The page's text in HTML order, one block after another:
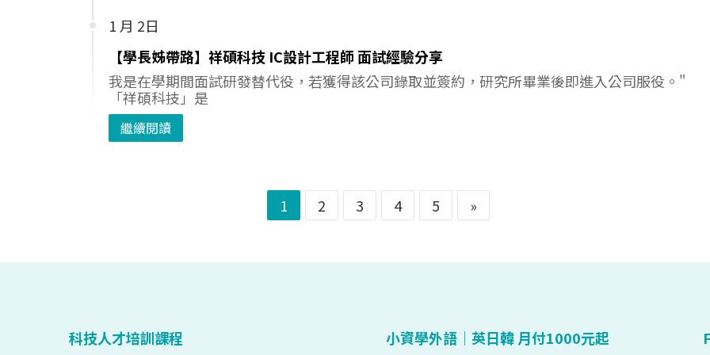
1 月 2日
【學長姊帶路】祥碩科技 IC設計工程師 面試經驗分享
我是在學期間面試研發替代役，若獲得該公司錄取並簽約，研究所畢業後即進入公司服役。"
「祥碩科技」是
繼續閱讀
1 2 3 4 5 »
科技人才培訓課程 小資學外語｜英日韓 月付1000元起